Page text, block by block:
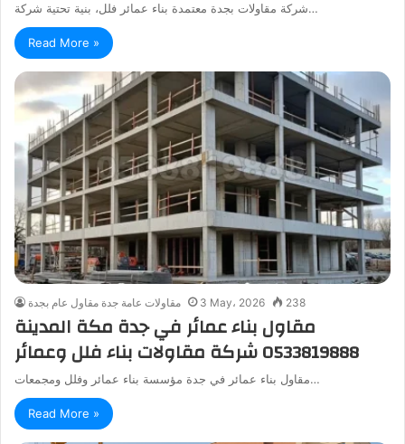
شركة مقاولات بجدة معتمدة بناء عمائر فلل، بنية تحتية شركة…
Read More »
مقاولات عامة جدة مقاول عام بجدة 3 May، 2026 238
مقاول بناء عمائر في جدة مكة المدينة
0533819888 شركة مقاولات بناء فلل وعمائر
مقاول بناء عمائر في جدة مؤسسة بناء عمائر وفلل ومجمعات…
Read More »